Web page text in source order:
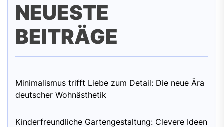
NEUESTE
BEITRÄGE
Minimalismus trifft Liebe zum Detail: Die neue Ära
deutscher Wohnästhetik
Kinderfreundliche Gartengestaltung: Clevere Ideen